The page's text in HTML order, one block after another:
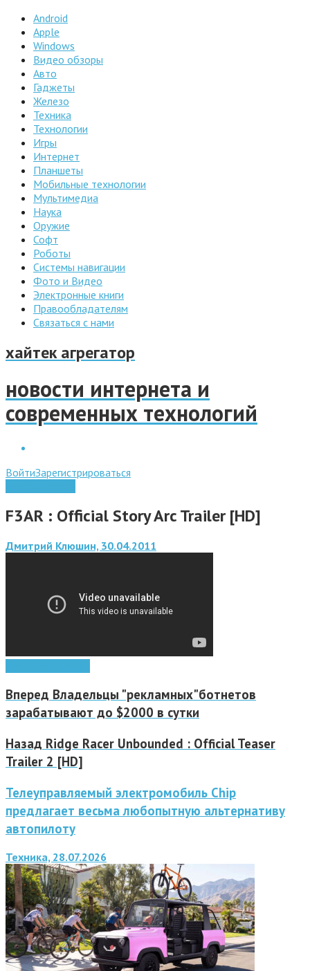
Android
Apple
Windows
Видео обзоры
Авто
Гаджеты
Железо
Техника
Технологии
Игры
Интернет
Планшеты
Мобильные технологии
Мультимедиа
Наука
Оружие
Софт
Роботы
Системы навигации
Фото и Видео
Электронные книги
Правообладателям
Связаться с нами
хайтек агрегатор
новости интернета и
современных технологий
ВойтиЗарегистрироваться
F3AR : Official Story Arc Trailer [HD]
Дмитрий Клюшин, 30.04.2011
Вперед Владельцы "рекламных"ботнетов
зарабатывают до $2000 в сутки
Назад Ridge Racer Unbounded : Official Teaser
Trailer 2 [HD]
Телеуправляемый электромобиль Chip
предлагает весьма любопытную альтернативу
автопилоту
Техника, 28.07.2026